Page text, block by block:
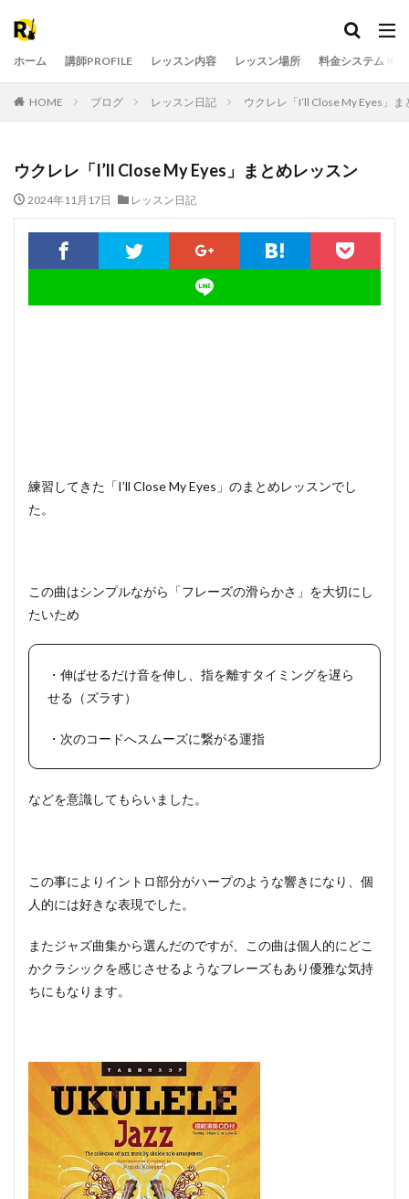
ホーム 講師PROFILE レッスン内容 レッスン場所 料金システム
HOME ブログ レッスン日記 ウクレレ「I’ll Close My Eyes」
ウクレレ「I’ll Close My Eyes」まとめレッスン
2024年11月17日 レッスン日記
練習してきた「I’ll Close My Eyes」のまとめレッスンでし
た。
この曲はシンプルながら「フレーズの滑らかさ」を大切にし
たいため
・伸ばせるだけ音を伸し、指を離すタイミングを遅ら
せる（ズラす）
・次のコードへスムーズに繋がる運指
などを意識してもらいました。
この事によりイントロ部分がハープのような響きになり、個
人的には好きな表現でした。
またジャズ曲集から選んだのですが、この曲は個人的にどこ
かクラシックを感じさせるようなフレーズもあり優雅な気持
ちにもなります。